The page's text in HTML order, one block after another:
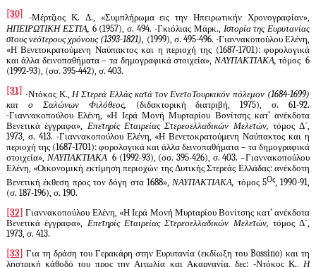
[30]
-Μέρτζιος Κ. Δ., «Συμπλήρωμα εις την Ηπειρωτικήν Χρονογραφίαν»,
ΗΠΕΙΡΩΤΙΚΗ ΕΣΤΙΑ, 6 (1957), σ. 494. -Γκιόλιας Μάρκ., Ιστορία της Ευρυτανίας
στους νεότερους χρόνους (1393-1821), (1999), σ. 495-496. -Γιαννακοπούλου Ελένη,
«Η Βενετοκρατούμενη Ναύπακτος και η περιοχή της (1687-1701): φορολογικά
και άλλα δεινοπαθήματα – τα δημογραφικά στοιχεία», ΝΑΥΠΑΚΤΙΑΚΑ,τόμος 6
(1992-93), (σσ. 395-442), σ. 403.
[31]
-Ντόκος Κ.,Η Στερεά Ελλάς κατά τον ΕνετοΤουρκικόν πόλεμον (1684-1699)
και ο Σαλώνων Φιλόθεος, (διδακτορική διατριβή, 1975), σ. 61-92.
-Γιαννακοπούλου Ελένη, «Η Ιερά Μονή Μυρταρίου Βονίτσης κατ’ ανέκδοτα
Βενετικά έγγραφα», Επετηρίς Εταιρείας Στερεοελλαδικών Μελετών, τόμος Δ΄,
1973, σ. 413. -Γιαννακοπούλου Ελένη, «Η Βενετοκρατούμενη Ναύπακτος και η
περιοχή της (1687-1701): φορολογικά και άλλα δεινοπαθήματα – τα δημογραφικά
στοιχεία», ΝΑΥΠΑΚΤΙΑΚΑ 6 (1992-93), (σσ. 395-426), σ. 403. –Γιαννακοπούλου
Ελένη, «Οικονομική εκτίμηση περιοχών της Δυτικής Στερεάς Ελλάδας: ανέκδοτη
Βενετική έκθεση προς τον δόγη στα 1688», ΝΑΥΠΑΚΤΙΑΚΑ, τόμος 5Ος, 1990-91,
(σ. 187-196), σ. 190.
[32] Γιαννακοπούλου Ελένη, «Η Ιερά Μονή Μυρταρίου Βονίτσης κατ’ ανέκδοτα
Βενετικά έγγραφα», Επετηρίς Εταιρείας Στερεοελλαδικών Μελετών, τόμος Δ΄,
1973, σ. 413.
[33] Για τη δράση του Γερακάρη στην Ευρυτανία (εκδίωξη τουBossino) και τη
ληστρική κάθοδό του προς την Αιτωλία και Ακαρνανία, δες: -Ντόκος Κ.,Η